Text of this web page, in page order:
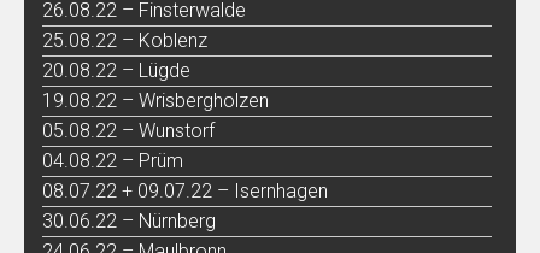
26.08.22 – Finsterwalde
25.08.22 – Koblenz
20.08.22 – Lügde
19.08.22 – Wrisbergholzen
05.08.22 – Wunstorf
04.08.22 – Prüm
08.07.22 + 09.07.22 – Isernhagen
30.06.22 – Nürnberg